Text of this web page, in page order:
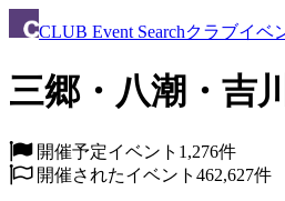
CLUB Event Searchクラブイベ
三郷・八潮・吉
開催予定イベント 1,276件
開催されたイベント 462,627件